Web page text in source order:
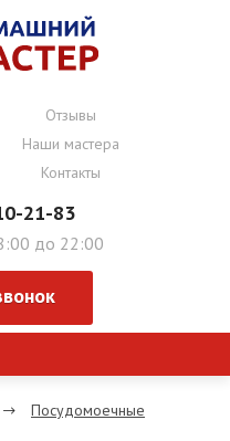
Отзывы
Наши мастера
Контакты
21-83
до 22:00
Посудомоечные